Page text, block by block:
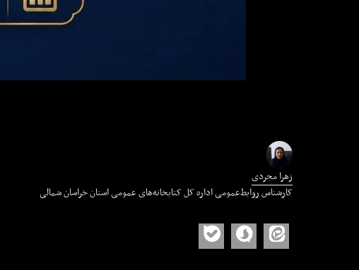
زهرا مجردی
کارشناس روابط‌عمومی اداره کل کتابخانه‌های عمومی استان خراسان شمالی